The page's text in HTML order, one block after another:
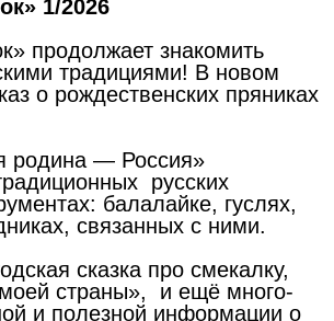
1/2026
продолжает знакомить
традициями! В новом
о рождественских пряниках
родина — Россия»
русских
балалайке, гуслях,
связанных с ними.
сказка про смекалку,
страны», и ещё много-
и полезной информации о